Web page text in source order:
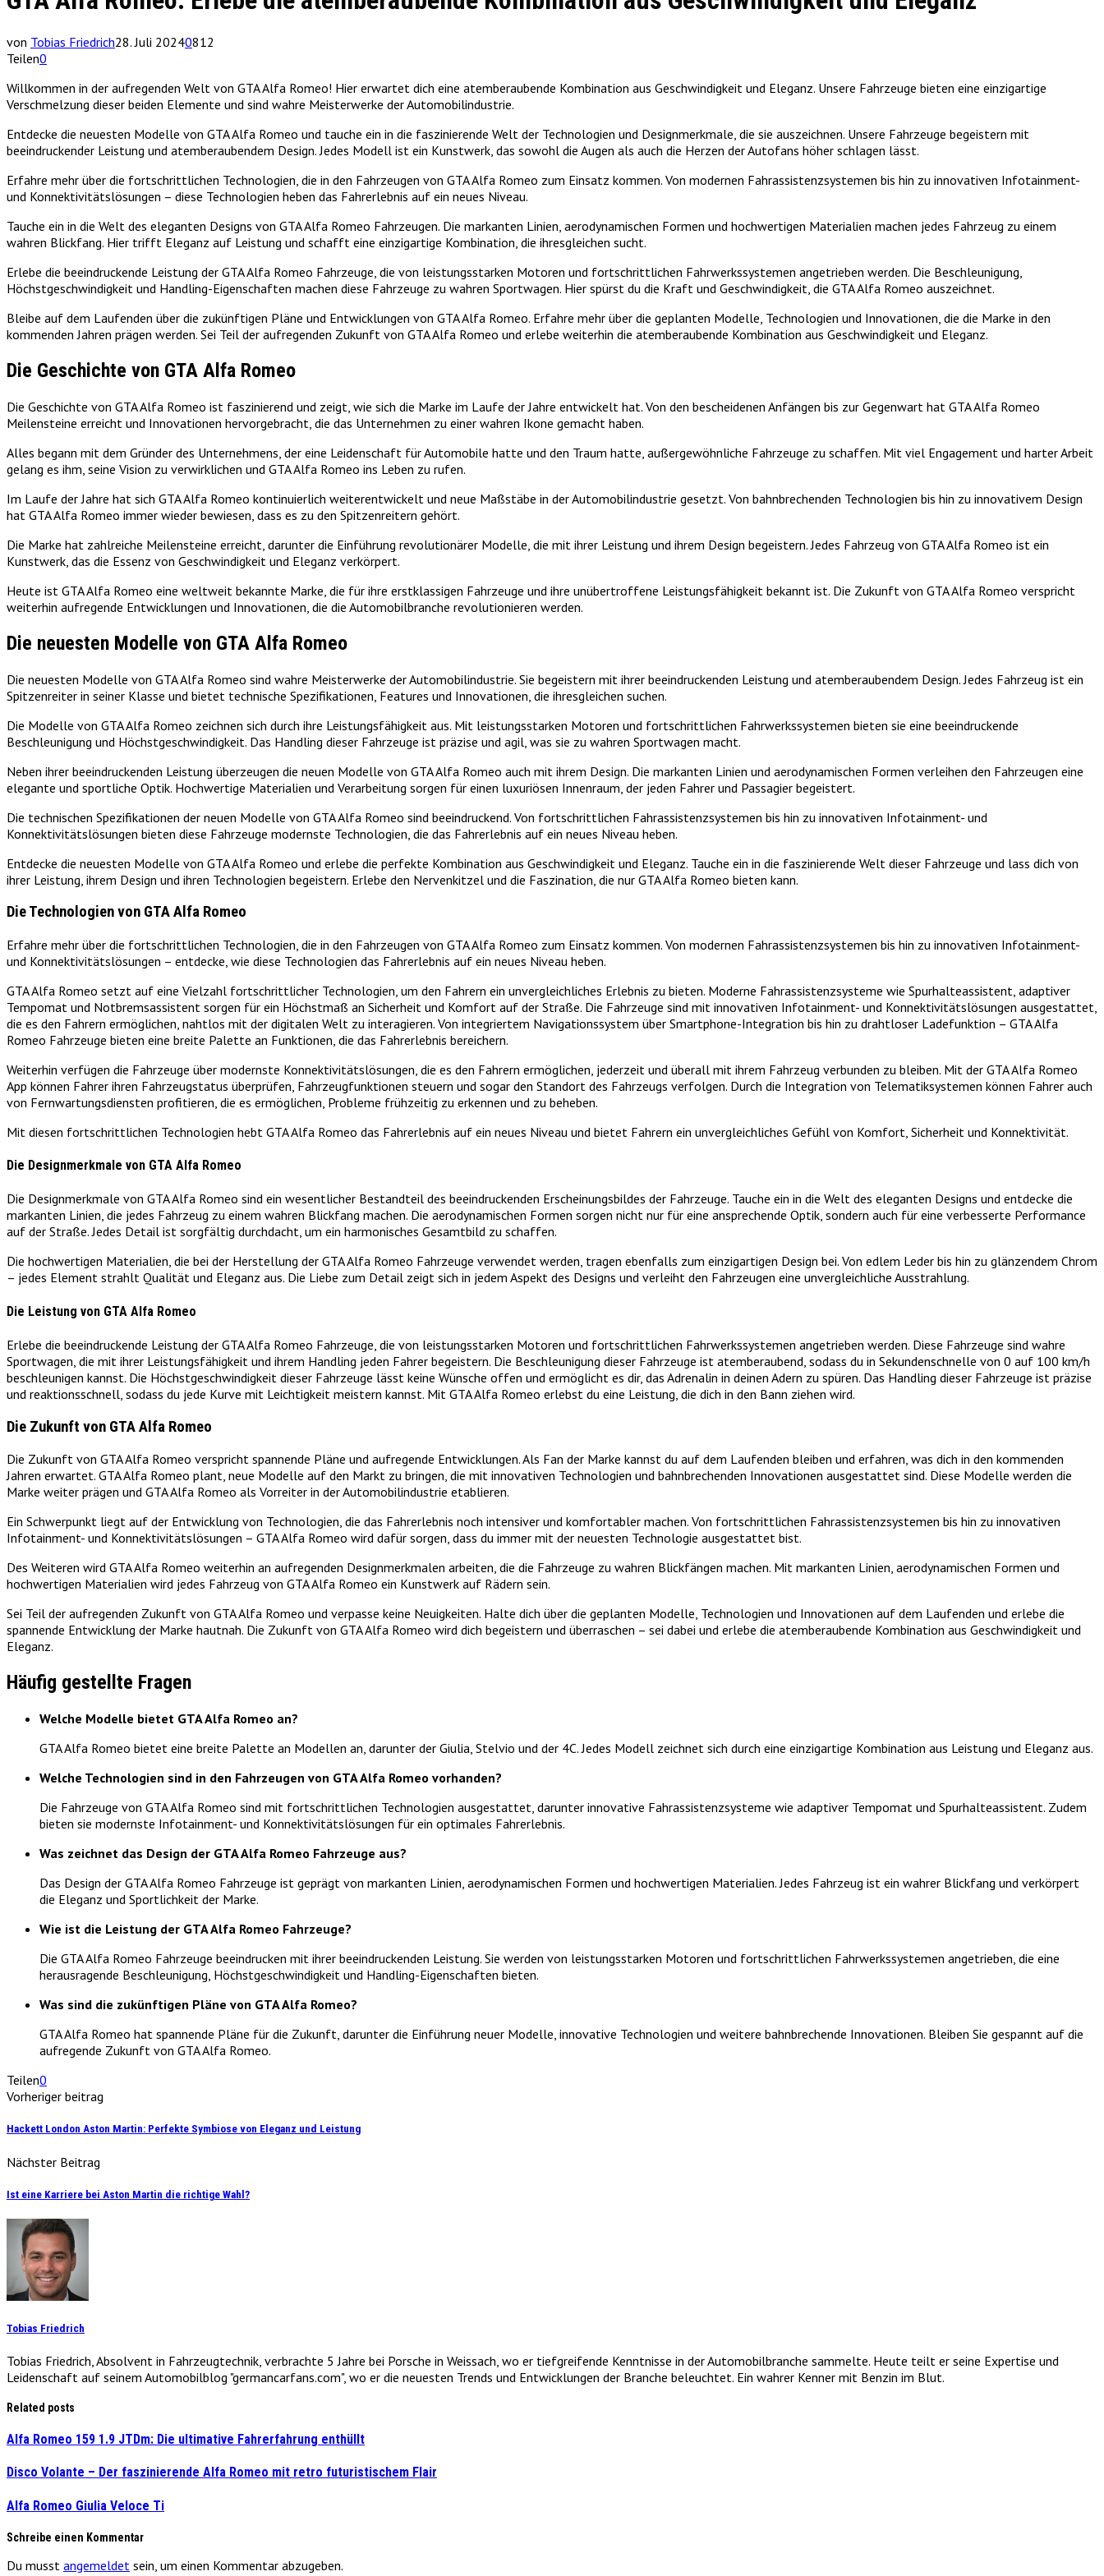
von Tobias Friedrich28. Juli 20240812
Teilen0
Willkommen in der aufregenden Welt von GTA Alfa Romeo! Hier erwartet dich eine atemberaubende Kombination aus Geschwindigkeit und Eleganz. Unsere Fahrzeuge bieten eine einzigartige
Verschmelzung dieser beiden Elemente und sind wahre Meisterwerke der Automobilindustrie.
Entdecke die neuesten Modelle von GTA Alfa Romeo und tauche ein in die faszinierende Welt der Technologien und Designmerkmale, die sie auszeichnen. Unsere Fahrzeuge begeistern mit
beeindruckender Leistung und atemberaubendem Design. Jedes Modell ist ein Kunstwerk, das sowohl die Augen als auch die Herzen der Autofans höher schlagen lässt.
Erfahre mehr über die fortschrittlichen Technologien, die in den Fahrzeugen von GTA Alfa Romeo zum Einsatz kommen. Von modernen Fahrassistenzsystemen bis hin zu innovativen Infotainment-
und Konnektivitätslösungen – diese Technologien heben das Fahrerlebnis auf ein neues Niveau.
Tauche ein in die Welt des eleganten Designs von GTA Alfa Romeo Fahrzeugen. Die markanten Linien, aerodynamischen Formen und hochwertigen Materialien machen jedes Fahrzeug zu einem
wahren Blickfang. Hier trifft Eleganz auf Leistung und schafft eine einzigartige Kombination, die ihresgleichen sucht.
Erlebe die beeindruckende Leistung der GTA Alfa Romeo Fahrzeuge, die von leistungsstarken Motoren und fortschrittlichen Fahrwerkssystemen angetrieben werden. Die Beschleunigung,
Höchstgeschwindigkeit und Handling-Eigenschaften machen diese Fahrzeuge zu wahren Sportwagen. Hier spürst du die Kraft und Geschwindigkeit, die GTA Alfa Romeo auszeichnet.
Bleibe auf dem Laufenden über die zukünftigen Pläne und Entwicklungen von GTA Alfa Romeo. Erfahre mehr über die geplanten Modelle, Technologien und Innovationen, die die Marke in den
kommenden Jahren prägen werden. Sei Teil der aufregenden Zukunft von GTA Alfa Romeo und erlebe weiterhin die atemberaubende Kombination aus Geschwindigkeit und Eleganz.
Die Geschichte von GTA Alfa Romeo
Die Geschichte von GTA Alfa Romeo ist faszinierend und zeigt, wie sich die Marke im Laufe der Jahre entwickelt hat. Von den bescheidenen Anfängen bis zur Gegenwart hat GTA Alfa Romeo
Meilensteine erreicht und Innovationen hervorgebracht, die das Unternehmen zu einer wahren Ikone gemacht haben.
Alles begann mit dem Gründer des Unternehmens, der eine Leidenschaft für Automobile hatte und den Traum hatte, außergewöhnliche Fahrzeuge zu schaffen. Mit viel Engagement und harter Arbeit
gelang es ihm, seine Vision zu verwirklichen und GTA Alfa Romeo ins Leben zu rufen.
Im Laufe der Jahre hat sich GTA Alfa Romeo kontinuierlich weiterentwickelt und neue Maßstäbe in der Automobilindustrie gesetzt. Von bahnbrechenden Technologien bis hin zu innovativem Design
hat GTA Alfa Romeo immer wieder bewiesen, dass es zu den Spitzenreitern gehört.
Die Marke hat zahlreiche Meilensteine erreicht, darunter die Einführung revolutionärer Modelle, die mit ihrer Leistung und ihrem Design begeistern. Jedes Fahrzeug von GTA Alfa Romeo ist ein
Kunstwerk, das die Essenz von Geschwindigkeit und Eleganz verkörpert.
Heute ist GTA Alfa Romeo eine weltweit bekannte Marke, die für ihre erstklassigen Fahrzeuge und ihre unübertroffene Leistungsfähigkeit bekannt ist. Die Zukunft von GTA Alfa Romeo verspricht
weiterhin aufregende Entwicklungen und Innovationen, die die Automobilbranche revolutionieren werden.
Die neuesten Modelle von GTA Alfa Romeo
Die neuesten Modelle von GTA Alfa Romeo sind wahre Meisterwerke der Automobilindustrie. Sie begeistern mit ihrer beeindruckenden Leistung und atemberaubendem Design. Jedes Fahrzeug ist ein
Spitzenreiter in seiner Klasse und bietet technische Spezifikationen, Features und Innovationen, die ihresgleichen suchen.
Die Modelle von GTA Alfa Romeo zeichnen sich durch ihre Leistungsfähigkeit aus. Mit leistungsstarken Motoren und fortschrittlichen Fahrwerkssystemen bieten sie eine beeindruckende
Beschleunigung und Höchstgeschwindigkeit. Das Handling dieser Fahrzeuge ist präzise und agil, was sie zu wahren Sportwagen macht.
Neben ihrer beeindruckenden Leistung überzeugen die neuen Modelle von GTA Alfa Romeo auch mit ihrem Design. Die markanten Linien und aerodynamischen Formen verleihen den Fahrzeugen eine
elegante und sportliche Optik. Hochwertige Materialien und Verarbeitung sorgen für einen luxuriösen Innenraum, der jeden Fahrer und Passagier begeistert.
Die technischen Spezifikationen der neuen Modelle von GTA Alfa Romeo sind beeindruckend. Von fortschrittlichen Fahrassistenzsystemen bis hin zu innovativen Infotainment- und
Konnektivitätslösungen bieten diese Fahrzeuge modernste Technologien, die das Fahrerlebnis auf ein neues Niveau heben.
Entdecke die neuesten Modelle von GTA Alfa Romeo und erlebe die perfekte Kombination aus Geschwindigkeit und Eleganz. Tauche ein in die faszinierende Welt dieser Fahrzeuge und lass dich von
ihrer Leistung, ihrem Design und ihren Technologien begeistern. Erlebe den Nervenkitzel und die Faszination, die nur GTA Alfa Romeo bieten kann.
Die Technologien von GTA Alfa Romeo
Erfahre mehr über die fortschrittlichen Technologien, die in den Fahrzeugen von GTA Alfa Romeo zum Einsatz kommen. Von modernen Fahrassistenzsystemen bis hin zu innovativen Infotainment-
und Konnektivitätslösungen – entdecke, wie diese Technologien das Fahrerlebnis auf ein neues Niveau heben.
GTA Alfa Romeo setzt auf eine Vielzahl fortschrittlicher Technologien, um den Fahrern ein unvergleichliches Erlebnis zu bieten. Moderne Fahrassistenzsysteme wie Spurhalteassistent, adaptiver
Tempomat und Notbremsassistent sorgen für ein Höchstmaß an Sicherheit und Komfort auf der Straße. Die Fahrzeuge sind mit innovativen Infotainment- und Konnektivitätslösungen ausgestattet,
die es den Fahrern ermöglichen, nahtlos mit der digitalen Welt zu interagieren. Von integriertem Navigationssystem über Smartphone-Integration bis hin zu drahtloser Ladefunktion – GTA Alfa
Romeo Fahrzeuge bieten eine breite Palette an Funktionen, die das Fahrerlebnis bereichern.
Weiterhin verfügen die Fahrzeuge über modernste Konnektivitätslösungen, die es den Fahrern ermöglichen, jederzeit und überall mit ihrem Fahrzeug verbunden zu bleiben. Mit der GTA Alfa Romeo
App können Fahrer ihren Fahrzeugstatus überprüfen, Fahrzeugfunktionen steuern und sogar den Standort des Fahrzeugs verfolgen. Durch die Integration von Telematiksystemen können Fahrer auch
von Fernwartungsdiensten profitieren, die es ermöglichen, Probleme frühzeitig zu erkennen und zu beheben.
Mit diesen fortschrittlichen Technologien hebt GTA Alfa Romeo das Fahrerlebnis auf ein neues Niveau und bietet Fahrern ein unvergleichliches Gefühl von Komfort, Sicherheit und Konnektivität.
Die Designmerkmale von GTA Alfa Romeo
Die Designmerkmale von GTA Alfa Romeo sind ein wesentlicher Bestandteil des beeindruckenden Erscheinungsbildes der Fahrzeuge. Tauche ein in die Welt des eleganten Designs und entdecke die
markanten Linien, die jedes Fahrzeug zu einem wahren Blickfang machen. Die aerodynamischen Formen sorgen nicht nur für eine ansprechende Optik, sondern auch für eine verbesserte Performance
auf der Straße. Jedes Detail ist sorgfältig durchdacht, um ein harmonisches Gesamtbild zu schaffen.
Die hochwertigen Materialien, die bei der Herstellung der GTA Alfa Romeo Fahrzeuge verwendet werden, tragen ebenfalls zum einzigartigen Design bei. Von edlem Leder bis hin zu glänzendem Chrom
– jedes Element strahlt Qualität und Eleganz aus. Die Liebe zum Detail zeigt sich in jedem Aspekt des Designs und verleiht den Fahrzeugen eine unvergleichliche Ausstrahlung.
Die Leistung von GTA Alfa Romeo
Erlebe die beeindruckende Leistung der GTA Alfa Romeo Fahrzeuge, die von leistungsstarken Motoren und fortschrittlichen Fahrwerkssystemen angetrieben werden. Diese Fahrzeuge sind wahre
Sportwagen, die mit ihrer Leistungsfähigkeit und ihrem Handling jeden Fahrer begeistern. Die Beschleunigung dieser Fahrzeuge ist atemberaubend, sodass du in Sekundenschnelle von 0 auf 100 km/h
beschleunigen kannst. Die Höchstgeschwindigkeit dieser Fahrzeuge lässt keine Wünsche offen und ermöglicht es dir, das Adrenalin in deinen Adern zu spüren. Das Handling dieser Fahrzeuge ist präzise
und reaktionsschnell, sodass du jede Kurve mit Leichtigkeit meistern kannst. Mit GTA Alfa Romeo erlebst du eine Leistung, die dich in den Bann ziehen wird.
Die Zukunft von GTA Alfa Romeo
Die Zukunft von GTA Alfa Romeo verspricht spannende Pläne und aufregende Entwicklungen. Als Fan der Marke kannst du auf dem Laufenden bleiben und erfahren, was dich in den kommenden
Jahren erwartet. GTA Alfa Romeo plant, neue Modelle auf den Markt zu bringen, die mit innovativen Technologien und bahnbrechenden Innovationen ausgestattet sind. Diese Modelle werden die
Marke weiter prägen und GTA Alfa Romeo als Vorreiter in der Automobilindustrie etablieren.
Ein Schwerpunkt liegt auf der Entwicklung von Technologien, die das Fahrerlebnis noch intensiver und komfortabler machen. Von fortschrittlichen Fahrassistenzsystemen bis hin zu innovativen
Infotainment- und Konnektivitätslösungen – GTA Alfa Romeo wird dafür sorgen, dass du immer mit der neuesten Technologie ausgestattet bist.
Des Weiteren wird GTA Alfa Romeo weiterhin an aufregenden Designmerkmalen arbeiten, die die Fahrzeuge zu wahren Blickfängen machen. Mit markanten Linien, aerodynamischen Formen und
hochwertigen Materialien wird jedes Fahrzeug von GTA Alfa Romeo ein Kunstwerk auf Rädern sein.
Sei Teil der aufregenden Zukunft von GTA Alfa Romeo und verpasse keine Neuigkeiten. Halte dich über die geplanten Modelle, Technologien und Innovationen auf dem Laufenden und erlebe die
spannende Entwicklung der Marke hautnah. Die Zukunft von GTA Alfa Romeo wird dich begeistern und überraschen – sei dabei und erlebe die atemberaubende Kombination aus Geschwindigkeit und
Eleganz.
Häufig gestellte Fragen
Welche Modelle bietet GTA Alfa Romeo an?
GTA Alfa Romeo bietet eine breite Palette an Modellen an, darunter der Giulia, Stelvio und der 4C. Jedes Modell zeichnet sich durch eine einzigartige Kombination aus Leistung und Eleganz aus.
Welche Technologien sind in den Fahrzeugen von GTA Alfa Romeo vorhanden?
Die Fahrzeuge von GTA Alfa Romeo sind mit fortschrittlichen Technologien ausgestattet, darunter innovative Fahrassistenzsysteme wie adaptiver Tempomat und Spurhalteassistent. Zudem
bieten sie modernste Infotainment- und Konnektivitätslösungen für ein optimales Fahrerlebnis.
Was zeichnet das Design der GTA Alfa Romeo Fahrzeuge aus?
Das Design der GTA Alfa Romeo Fahrzeuge ist geprägt von markanten Linien, aerodynamischen Formen und hochwertigen Materialien. Jedes Fahrzeug ist ein wahrer Blickfang und verkörpert
die Eleganz und Sportlichkeit der Marke.
Wie ist die Leistung der GTA Alfa Romeo Fahrzeuge?
Die GTA Alfa Romeo Fahrzeuge beeindrucken mit ihrer beeindruckenden Leistung. Sie werden von leistungsstarken Motoren und fortschrittlichen Fahrwerkssystemen angetrieben, die eine
herausragende Beschleunigung, Höchstgeschwindigkeit und Handling-Eigenschaften bieten.
Was sind die zukünftigen Pläne von GTA Alfa Romeo?
GTA Alfa Romeo hat spannende Pläne für die Zukunft, darunter die Einführung neuer Modelle, innovative Technologien und weitere bahnbrechende Innovationen. Bleiben Sie gespannt auf die
aufregende Zukunft von GTA Alfa Romeo.
Teilen0
Vorheriger beitrag
Hackett London Aston Martin: Perfekte Symbiose von Eleganz und Leistung
Nächster Beitrag
Ist eine Karriere bei Aston Martin die richtige Wahl?
Tobias Friedrich
Tobias Friedrich, Absolvent in Fahrzeugtechnik, verbrachte 5 Jahre bei Porsche in Weissach, wo er tiefgreifende Kenntnisse in der Automobilbranche sammelte. Heute teilt er seine Expertise und
Leidenschaft auf seinem Automobilblog "germancarfans.com", wo er die neuesten Trends und Entwicklungen der Branche beleuchtet. Ein wahrer Kenner mit Benzin im Blut.
Related posts
Alfa Romeo 159 1.9 JTDm: Die ultimative Fahrerfahrung enthüllt
Disco Volante – Der faszinierende Alfa Romeo mit retro futuristischem Flair
Alfa Romeo Giulia Veloce Ti
Schreibe einen Kommentar
Du musst angemeldet sein, um einen Kommentar abzugeben.